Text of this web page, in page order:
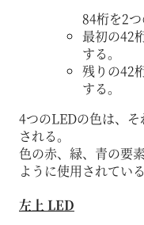
84桁を2
最初の42
する。
残りの42
する。
4つのLEDの色は、
される。
色の赤、緑、青の要
ように使用されてい
左上 LED